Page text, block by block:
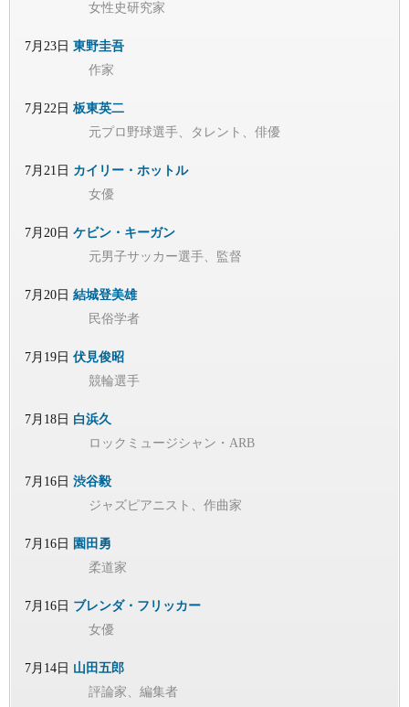
女性史研究家
7月23日 東野圭吾
作家
7月22日 板東英二
元プロ野球選手、タレント、俳優
7月21日 カイリー・ホットル
女優
7月20日 ケビン・キーガン
元男子サッカー選手、監督
7月20日 結城登美雄
民俗学者
7月19日 伏見俊昭
競輪選手
7月18日 白浜久
ロックミュージシャン・ARB
7月16日 渋谷毅
ジャズピアニスト、作曲家
7月16日 園田勇
柔道家
7月16日 ブレンダ・フリッカー
女優
7月14日 山田五郎
評論家、編集者